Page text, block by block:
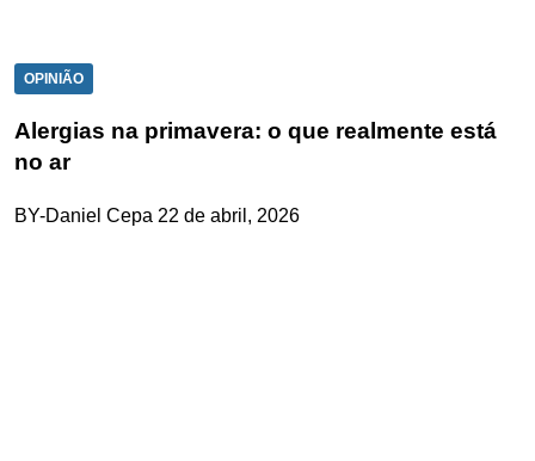
OPINIÃO
Alergias na primavera: o que realmente está
no ar
BY-Daniel Cepa 22 de abril, 2026